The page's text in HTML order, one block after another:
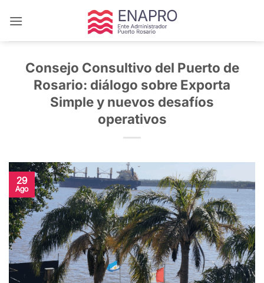
Consejo Consultivo del Puerto de
Rosario: diálogo sobre Exporta
Simple y nuevos desafíos
operativos
29
Ago